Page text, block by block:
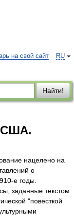
RU
на свой сайт
Найти!
США.
нацелено на
о
е годы.
заданные текстом
"повесткой